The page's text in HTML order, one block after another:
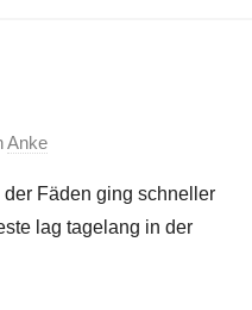
Anke
Fäden ging schneller
lag tagelang in der